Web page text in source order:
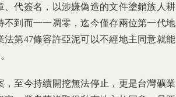
代簽名，以涉嫌偽造的文件塗銷族人耕
到而一一凋零，迄今僅存兩位第一代地
第47條容許亞泥可以不經地主同意就能
至今持續開挖無法停止，更是台灣礦業